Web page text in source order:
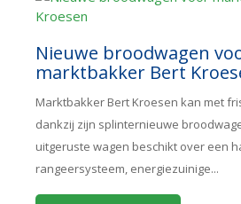
Nieuwe broodwagen
marktbakker Bert
Marktbakker Bert Kroesen kan met
dankzij zijn splinternieuwe
uitgeruste wagen beschikt over een
rangeersysteem, energiezuinige...